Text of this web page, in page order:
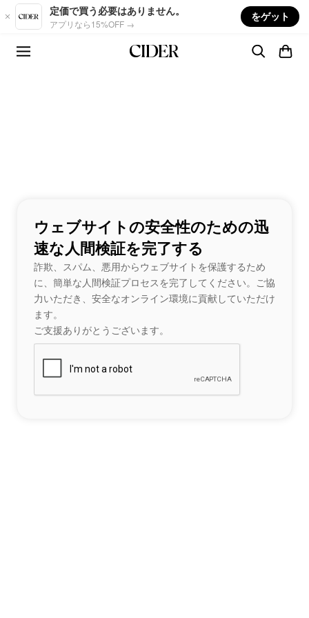
Skip to main content
定価で買う必要はありません。
アプリなら15%OFF →
をゲット
ウェブサイトの安全性のための迅
速な人間検証を完了する
詐欺、スパム、悪用からウェブサイトを保護するため
に、簡単な人間検証プロセスを完了してください。ご協
力いただき、安全なオンライン環境に貢献していただけ
ます。
ご支援ありがとうございます。